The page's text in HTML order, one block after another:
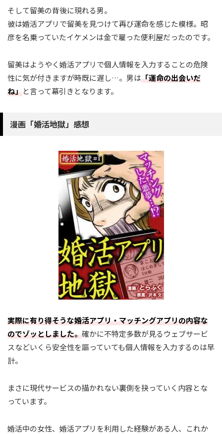
そして留美の背後に現れる男。
彼は婚活アプリで留美を見つけて再び運命を感じた模様。昭
彦を名乗っていたイケメンは金で雇った便利屋だったのです。
留美はようやく婚活アプリで個人情報を入力することの危険
性に気が付きますが時既に遅し…。男は「運命の出会いだ
ね」と言って幕引きとなります。
漫画「婚活地獄」感想
実際に有り得そうな婚活アプリ・マッチングアプリの内容な
のでゾッとしました。確かに不特定多数が見るウェブサービ
スなどいくら安全性を謳っていても個人情報を入力するのは早
計。
まさに現代サービスの描かれない裏側を抉っていく内容とな
っています。
婚活中の女性、婚活アプリを利用した経験がある人、これか